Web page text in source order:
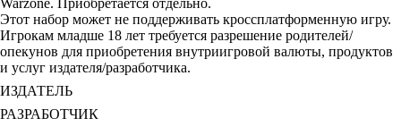
Warzone. Приобретается отдельно.
Этот набор может не поддерживать кроссплатформенную игру.
Игрокам младше 18 лет требуется разрешение родителей/
опекунов для приобретения внутриигровой валюты, продуктов
и услуг издателя/разработчика.
ИЗДАТЕЛЬ
РАЗРАБОТЧИК